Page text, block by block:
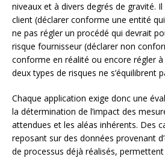
niveaux et à divers degrés de gravité.
client (déclarer conforme une entité
ne pas régler un procédé qui devrait
risque fournisseur (déclarer non
conforme en réalité ou encore régler
deux types de risques ne s’équilibrent
Chaque application exige donc une
la détermination de l’impact des
attendues et les aléas inhérents. Des
reposant sur des données provenant
de processus déjà réalisés, permettent